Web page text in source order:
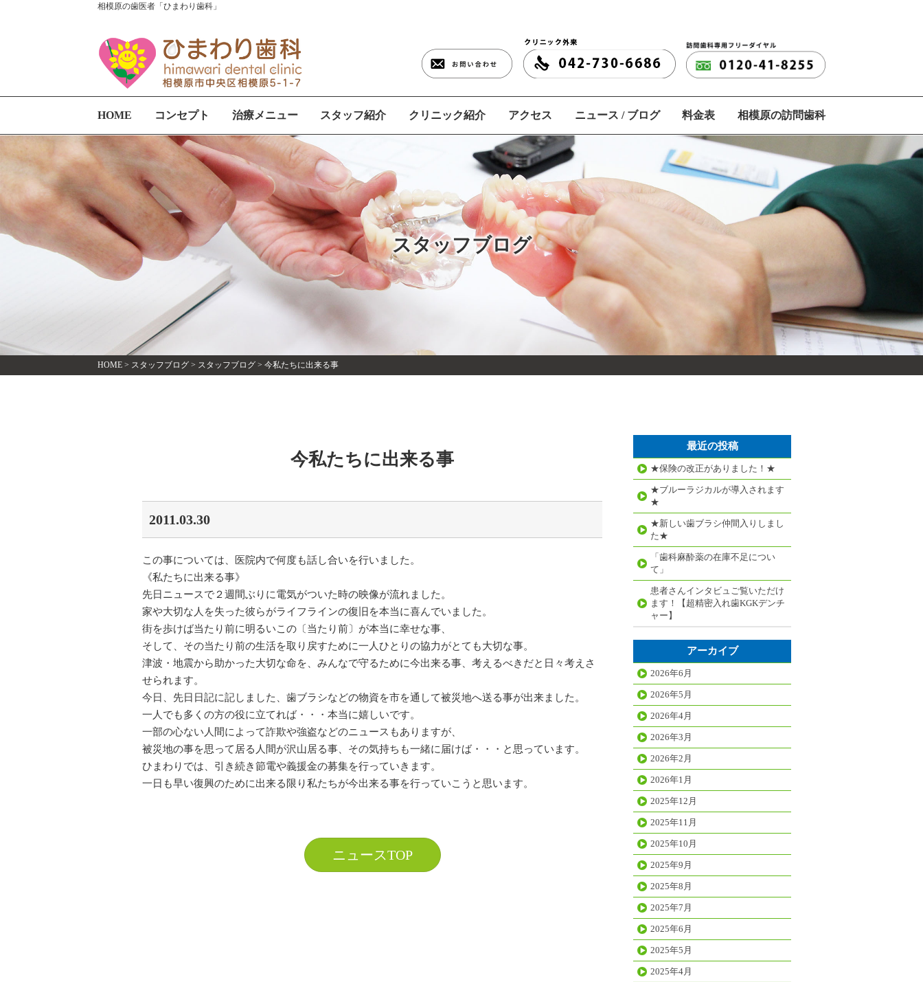
相模原の歯医者「ひまわり歯科」
HOME コンセプト 治療メニュー スタッフ紹介 クリニック紹介 アクセス ニュース / ブログ 料金表 相模原の訪問歯科
スタッフブログ
HOME > スタッフブログ > スタッフブログ > 今私たちに出来る事
今私たちに出来る事
2011.03.30
この事については、医院内で何度も話し合いを行いました。
《私たちに出来る事》
先日ニュースで２週間ぶりに電気がついた時の映像が流れました。
家や大切な人を失った彼らがライフラインの復旧を本当に喜んでいました。
街を歩けば当たり前に明るいこの〔当たり前〕が本当に幸せな事、
そして、その当たり前の生活を取り戻すために一人ひとりの協力がとても大切な事。
津波・地震から助かった大切な命を、みんなで守るために今出来る事、考えるべきだと日々考えさ
せられます。
今日、先日日記に記しました、歯ブラシなどの物資を市を通して被災地へ送る事が出来ました。
一人でも多くの方の役に立てれば・・・本当に嬉しいです。
一部の心ない人間によって詐欺や強盗などのニュースもありますが、
被災地の事を思って居る人間が沢山居る事、その気持ちも一緒に届けば・・・と思っています。
ひまわりでは、引き続き節電や義援金の募集を行っていきます。
一日も早い復興のために出来る限り私たちが今出来る事を行っていこうと思います。
ニュースTOP
最近の投稿
★保険の改正がありました！★
★ブルーラジカルが導入されます
★
★新しい歯ブラシ仲間入りしまし
た★
「歯科麻酔薬の在庫不足につい
て」
患者さんインタビュご覧いただけ
ます！【超精密入れ歯KGKデンチ
ャー】
アーカイブ
2026年6月
2026年5月
2026年4月
2026年3月
2026年2月
2026年1月
2025年12月
2025年11月
2025年10月
2025年9月
2025年8月
2025年7月
2025年6月
2025年5月
2025年4月